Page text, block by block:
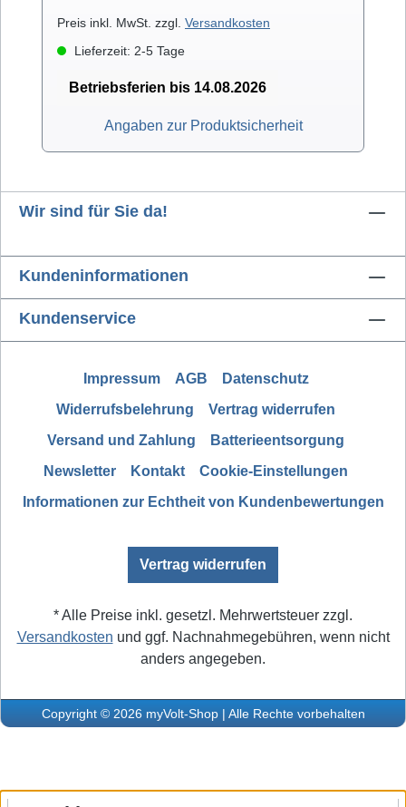
Preis inkl. MwSt. zzgl. Versandkosten
Lieferzeit: 2-5 Tage
Betriebsferien bis 14.08.2026
Angaben zur Produktsicherheit
Wir sind für Sie da!
Kundeninformationen
Kundenservice
Impressum AGB
Datenschutz
Widerrufsbelehrung
Vertrag widerrufen
Versand und Zahlung
Batterieentsorgung
Newsletter
Kontakt
Cookie-Einstellungen
Informationen zur Echtheit von Kundenbewertungen
Vertrag widerrufen
* Alle Preise inkl. gesetzl. Mehrwertsteuer zzgl.
Versandkosten und ggf. Nachnahmegebühren, wenn nicht
anders angegeben.
Copyright © 2026 myVolt-Shop | Alle Rechte vorbehalten